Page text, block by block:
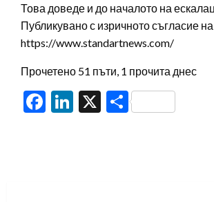
Това доведе и до началото на
Публикувано с изричното съгласие на
https://www.standartnews.com/
Прочетено 51 пъти, 1 прочита днес
Facebook
LinkedIn
X Share